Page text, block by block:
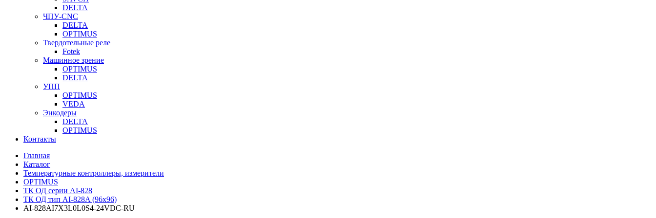
DELTA
ЧПУ-CNC
DELTA
OPTIMUS
Твердотельные реле
Fotek
Машинное зрение
OPTIMUS
DELTA
УПП
OPTIMUS
VEDA
Энкодеры
DELTA
OPTIMUS
Контакты
Главная
Каталог
Температурные контроллеры, измерители
OPTIMUS
ТК ОД серии AI-828
ТК ОД тип AI-828A (96x96)
AI-828AI7X3L0L0S4-24VDC-RU